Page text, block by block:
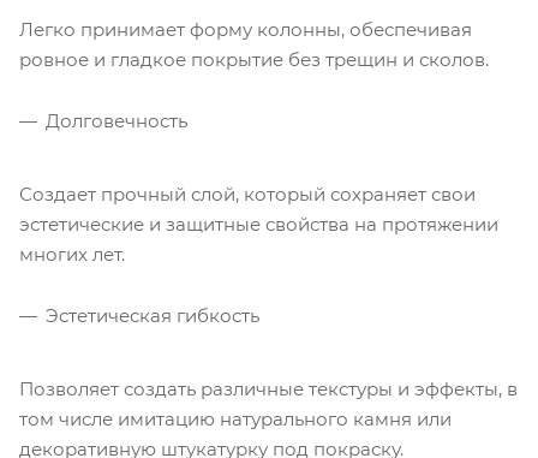
Легко принимает форму колонны, обеспечивая
ровное и гладкое покрытие без трещин и сколов.
Долговечность
Создает прочный слой, который сохраняет свои
эстетические и защитные свойства на протяжении
многих лет.
Эстетическая гибкость
Позволяет создать различные текстуры и эффекты, в
том числе имитацию натурального камня или
декоративную штукатурку под покраску.